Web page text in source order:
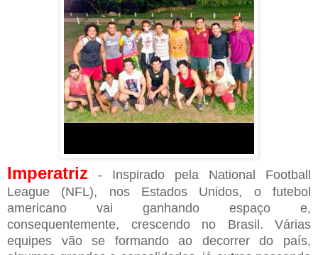
Imperatriz - Inspirado pela National Football
League (NFL), nos Estados Unidos, o futebol
americano vai ganhando espaço e,
consequentemente, crescendo no Brasil. Várias
equipes vão se formando ao decorrer do país,